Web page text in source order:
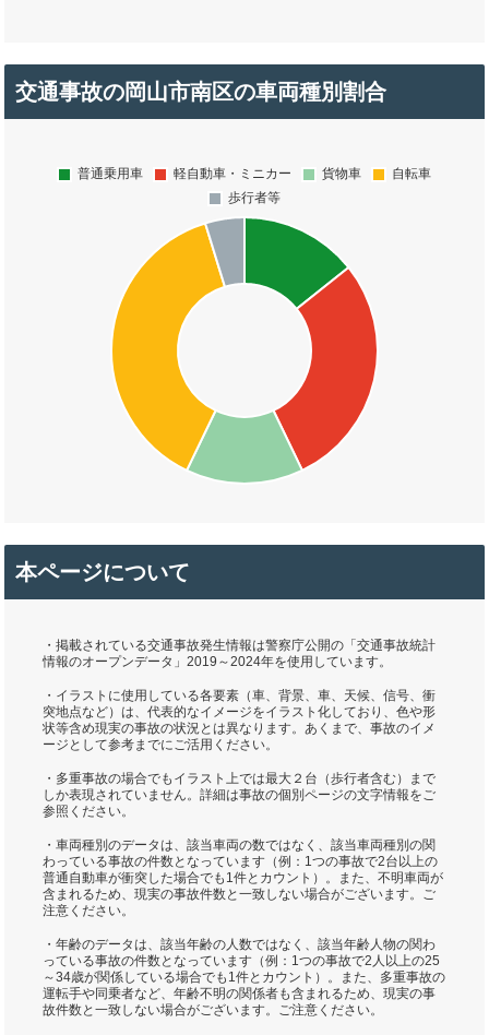
交通事故の岡山市南区の車両種別割合
本ページについて
・掲載されている交通事故発生情報は警察庁公開の「交通事故統計
情報のオープンデータ」2019～2024年を使用しています。
・イラストに使用している各要素（車、背景、車、天候、信号、衝
突地点など）は、代表的なイメージをイラスト化しており、色や形
状等含め現実の事故の状況とは異なります。あくまで、事故のイメ
ージとして参考までにご活用ください。
・多重事故の場合でもイラスト上では最大２台（歩行者含む）まで
しか表現されていません。詳細は事故の個別ページの文字情報をご
参照ください。
・車両種別のデータは、該当車両の数ではなく、該当車両種別の関
わっている事故の件数となっています（例：1つの事故で2台以上の
普通自動車が衝突した場合でも1件とカウント）。また、不明車両が
含まれるため、現実の事故件数と一致しない場合がございます。ご
注意ください。
・年齢のデータは、該当年齢の人数ではなく、該当年齢人物の関わ
っている事故の件数となっています（例：1つの事故で2人以上の25
～34歳が関係している場合でも1件とカウント）。また、多重事故の
運転手や同乗者など、年齢不明の関係者も含まれるため、現実の事
故件数と一致しない場合がございます。ご注意ください。